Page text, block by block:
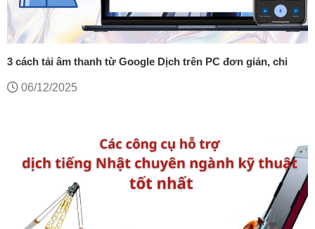
3 cách tải âm thanh từ Google Dịch trên PC đơn giản, chi
06/12/2025